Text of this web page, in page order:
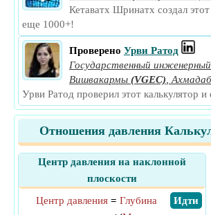
Кетаватх Шринатх создал этот
еще 1000+!
Проверено Урви Ратод
Государственный
Вишвакармы (VGEC)
Урви Ратод проверил этот калькулятор
Отношения давления
Центр давления на наклонной
плоскости
​ Идти
Центр давления= Глубина